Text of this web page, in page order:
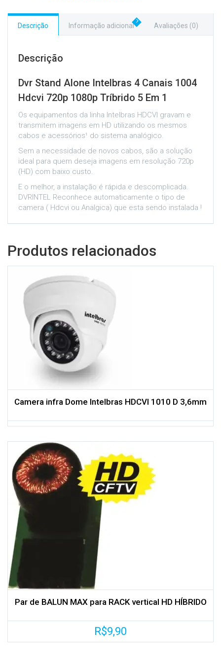
Descrição Informação adicional Avaliações (0)
Descrição
Dvr Stand Alone Intelbras 4 Canais 1004
Hdcvi 720p 1080p Tríbrido 5 Em 1
Os equipamentos da linha Intelbras HDCVI gravam e
transmitem imagens em HD utilizando os mesmos
cabos e acessórios¹ do sistema analógico.
Sem a necessidade de novos cabos, são a solução
ideal para quem deseja imagens em resolução 720p
(HD) com baixo custo.
E o melhor, a instalação é rápida e descomplicada.
DVRINTEL Reconhece automaticamente o tipo de
camera ( Hdcvi ou Analgica) que esta sendo instalada !
Produtos relacionados
Camera infra Dome Intelbras HDCVI 1010 D 3,6mm
Par de BALUN MAX para RACK vertical HD HÍBRIDO
R$9,90